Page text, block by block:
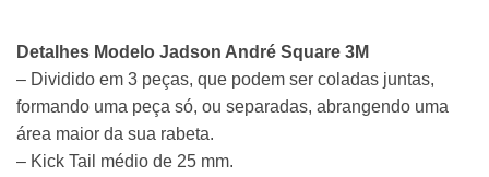
Detalhes Modelo Jadson André Square 3M
– Dividido em 3 peças, que podem ser coladas juntas,
formando uma peça só, ou separadas, abrangendo uma
área maior da sua rabeta.
– Kick Tail médio de 25 mm.